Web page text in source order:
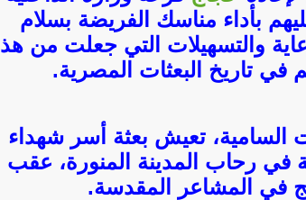
بأداء مناسك الفريضة بسلام
والتسهيلات التي جعلت من هذا
في تاريخ البعثات المصرية.
السامية، تعيش بعثة أسر شهداء
في رحاب المدينة المنورة، عقب
في المشاعر المقدسة.